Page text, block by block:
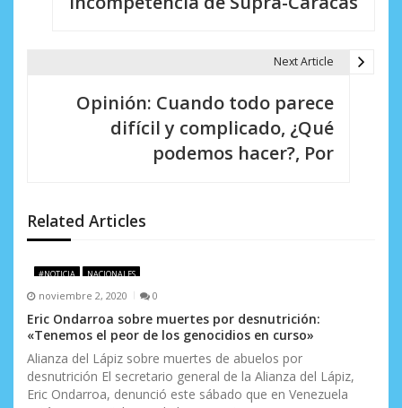
d
e
n
t
r
Next Article
Opinión: Cuando todo parece
difícil y complicado, ¿Qué
podemos hacer?, Por
Related Articles
#NOTICIA NACIONALES
noviembre 2, 2020 0
Eric Ondarroa sobre muertes por desnutrición:
«Tenemos el peor de los genocidios en curso»
Alianza del Lápiz sobre muertes de abuelos por
desnutrición El secretario general de la Alianza del Lápiz,
Eric Ondarroa, denunció este sábado que en Venezuela